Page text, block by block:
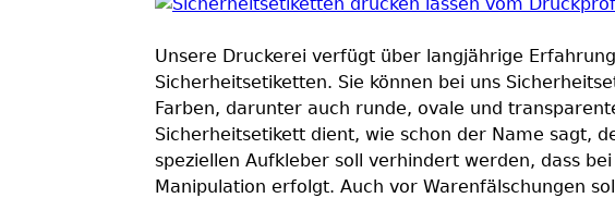
e
s
i
n
Unsere Druckerei verfügt über langjährige
Sicherheitsetiketten. Sie können bei uns
Farben, darunter auch runde, ovale und
Sicherheitsetikett dient, wie schon der Name sagt,
speziellen Aufkleber soll verhindert werden, dass
Manipulation erfolgt. Auch vor Warenfälschungen